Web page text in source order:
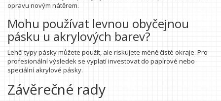
opravu novým nátěrem.
Mohu používat levnou obyčejnou
pásku u akrylových barev?
Lehčí typy pásky můžete použít, ale riskujete méně čisté okraje. Pro
profesionální výsledek se vyplatí investovat do papírové nebo
speciální akrylové pásky.
Závěrečné rady